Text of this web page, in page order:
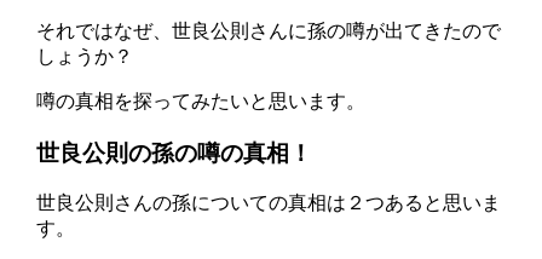
それではなぜ、世良公則さんに孫の噂が出てきたので
しょうか？
噂の真相を探ってみたいと思います。
世良公則の孫の噂の真相！
世良公則さんの孫についての真相は２つあると思いま
す。